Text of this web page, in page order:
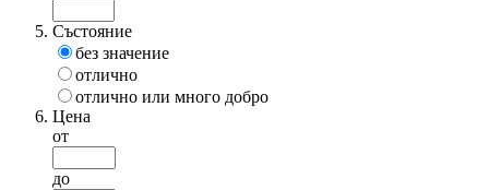
Състояние
без значение
отлично
отлично или много добро
Цена
от
до